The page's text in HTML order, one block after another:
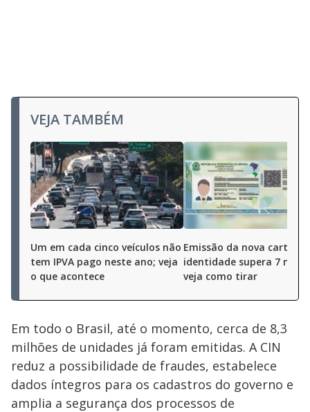
VEJA TAMBÉM
Um em cada cinco veículos não
tem IPVA pago neste ano; veja
o que acontece
Emissão da nova carteira
identidade supera 7
veja como tirar
Em todo o Brasil, até o momento, cerca de 8,3
milhões de unidades já foram emitidas. A CIN
reduz a possibilidade de fraudes, estabelece
dados íntegros para os cadastros do governo e
amplia a segurança dos processos de